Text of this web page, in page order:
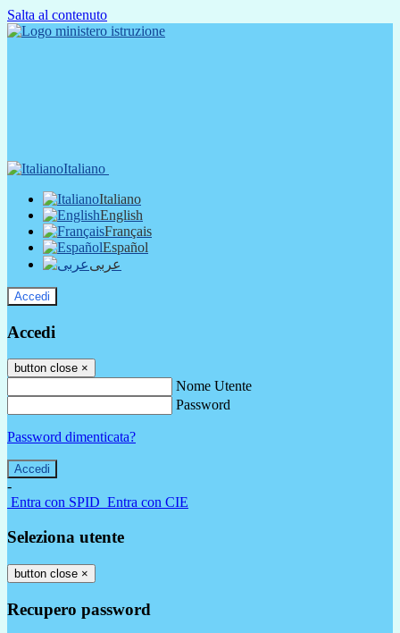
Salta al contenuto
Italiano
Italiano
English
Français
Español
عربى
Accedi
Accedi
button close ×
Nome Utente
Password
Password dimenticata?
-
Entra con SPID Entra con CIE
Seleziona utente
button close ×
Recupero password